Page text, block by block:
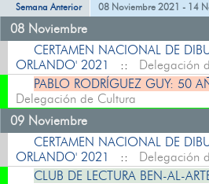
Semana Anterior 08 Noviembre 2021 - 14
08 Noviembre
CERTAMEN NACIONAL DE
ORLANDO' 2021
:: Delegación
PABLO RODRÍGUEZ GUY: 50
Delegación de Cultura
09 Noviembre
CERTAMEN NACIONAL DE
ORLANDO' 2021
:: Delegación
CLUB DE LECTURA BEN-AL-